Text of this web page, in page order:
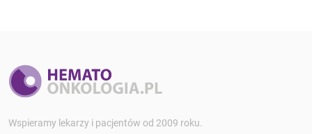
Wspieramy lekarzy i pacjentów od 2009 roku.